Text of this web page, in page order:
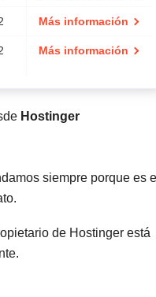
Más información
Más información
Hostinger
siempre porque es
de Hostinger está